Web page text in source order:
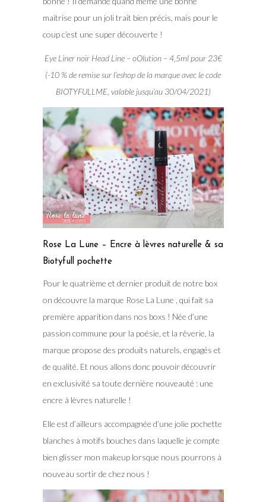
maitrise pour un joli trait bien précis, mais pour le
coup c’est une super découverte !
Eye Liner noir Head Line – oOlution – 4,5ml pour 23€
(-10 % de remise sur l’eshop de la marque avec le code
BIOTYFULLME, valable jusqu’au 30/04/2021)
Rose La Lune – Encre à lèvres naturelle & sa
Biotyfull pochette
Pour le quatrième et dernier produit de notre box
on découvre la marque Rose La Lune , qui fait sa
première apparition dans nos boxs ! Née d’une
passion commune pour la poésie, et la rêverie, la
marque propose des produits naturels, engagés et
de qualité. Et nous allons donc pouvoir découvrir
en exclusivité sa toute dernière nouveauté : une
encre à lèvres naturelle !
Elle est d’ailleurs accompagnée d’une jolie pochette
blanches à motifs bouches dans laquelle je compte
bien glisser mon makeup lorsque nous pourrons à
nouveau sortir de chez nous !